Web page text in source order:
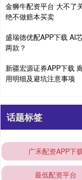
金狮牛配资平台 大不了
绝不做赔本买卖
盛瑞德优配APP下载 AI
两款？
新疆宏源证券APP下载
用明细及避坑注意事项
话题标签
广禾配资APP下
最低配资平台